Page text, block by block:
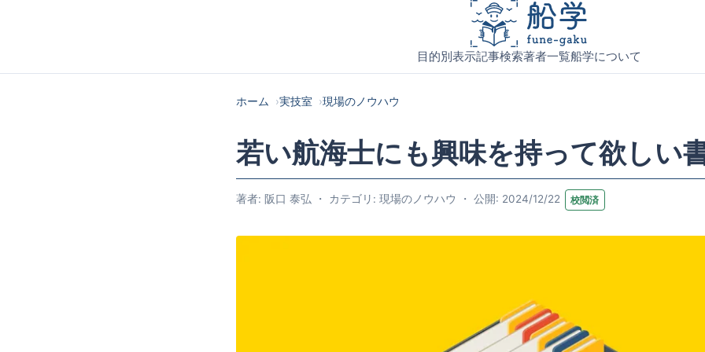
目的別表示記事検索著者一覧船学について
ホーム 実技室 現場のノウハウ
若い航海士にも興味を持って欲しい
著者: 阪口 泰弘 ・ カテゴリ: 現場のノウハウ ・ 公開: 2024/12/22 校閲済